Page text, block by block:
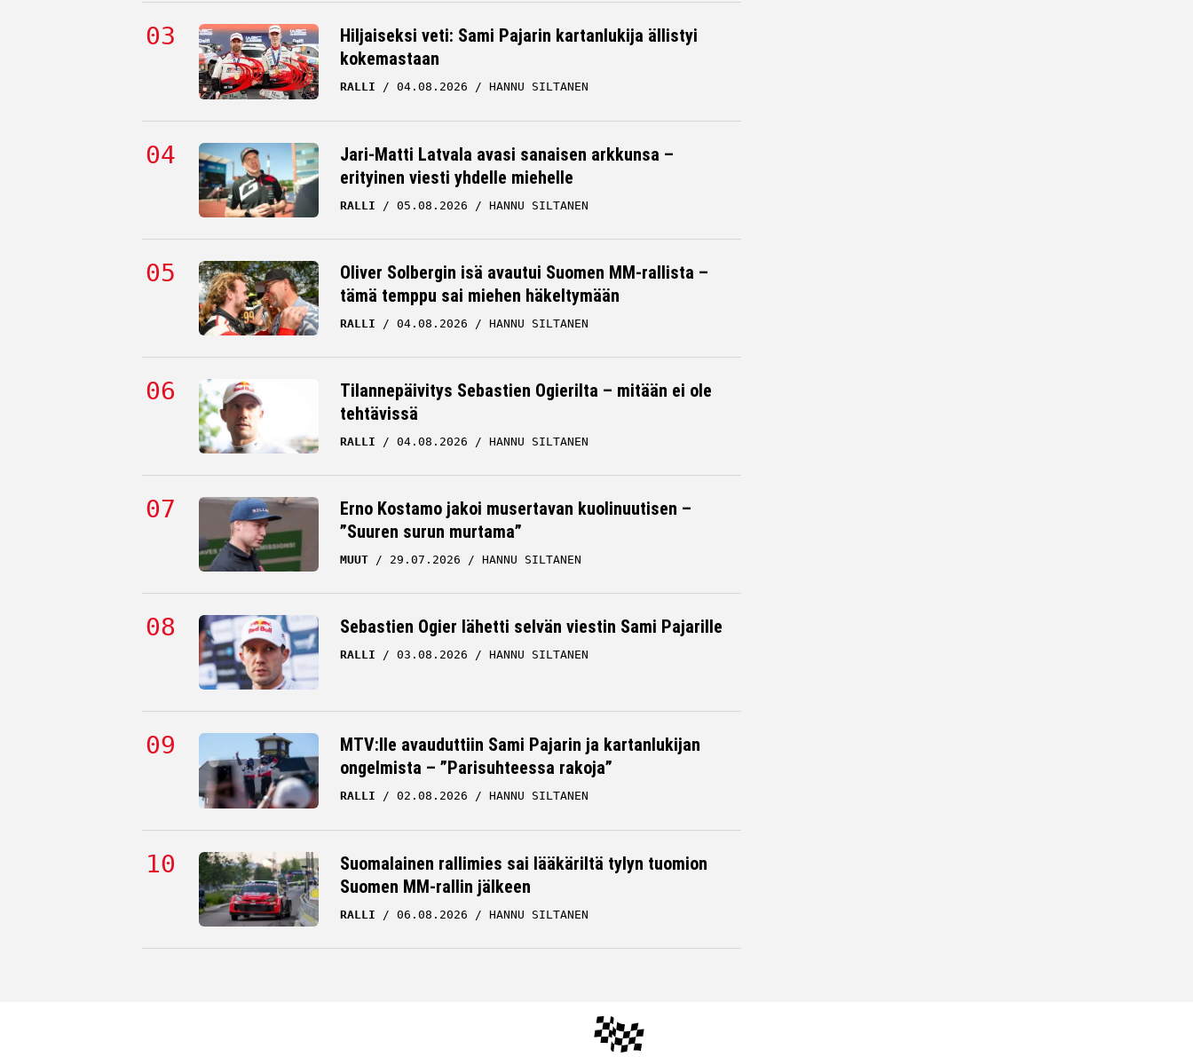
Hiljaiseksi veti: Sami Pajarin kartanlukija ällistyi
kokemastaan
RALLI 04.08.2026 HANNU SILTANEN
Jari-Matti Latvala avasi sanaisen arkkunsa –
erityinen viesti yhdelle miehelle
RALLI 05.08.2026 HANNU SILTANEN
Oliver Solbergin isä avautui Suomen MM-rallista –
tämä temppu sai miehen häkeltymään
RALLI 04.08.2026 HANNU SILTANEN
Tilannepäivitys Sebastien Ogierilta – mitään ei ole
tehtävissä
RALLI 04.08.2026 HANNU SILTANEN
Erno Kostamo jakoi musertavan kuolinuutisen –
”Suuren surun murtama”
MUUT 29.07.2026 HANNU SILTANEN
Sebastien Ogier lähetti selvän viestin Sami Pajarille
RALLI 03.08.2026 HANNU SILTANEN
MTV:lle avauduttiin Sami Pajarin ja kartanlukijan
ongelmista – ”Parisuhteessa rakoja”
RALLI 02.08.2026 HANNU SILTANEN
Suomalainen rallimies sai lääkäriltä tylyn tuomion
Suomen MM-rallin jälkeen
RALLI 06.08.2026 HANNU SILTANEN